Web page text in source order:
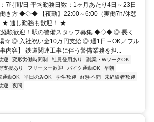
7時間/日 平均勤務日数：1ヶ月あたり4日～23日
方 ◆◇◆ 【夜勤】22:00～6:00（実働7h/休憩
★ 通し勤務も歓迎！ ★...
験歓迎！駅の警備スタッフ募集 ◆◇◆ ◎ 長く
☆ ◎ 入社祝い金10万円支給 ◎ 週1日～OK／フル
内容】 鉄道関連工事に伴う警備業務を担...
迎 変形労働時間制 社員登用あり
副業・WワークOK
支援あり フリーター歓迎 バイク通勤OK
早朝
通勤OK 平日のみOK 学生歓迎 経験不問
未経験者歓迎
迎 夜間